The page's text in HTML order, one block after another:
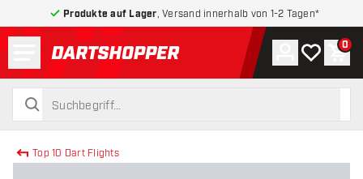
Produkte auf Lager , Versand innerhalb von 1-2 Tagen*
zurück zur Startseite
suchen
suchen
Konto
Meine 0
Top 10 Dart Flights